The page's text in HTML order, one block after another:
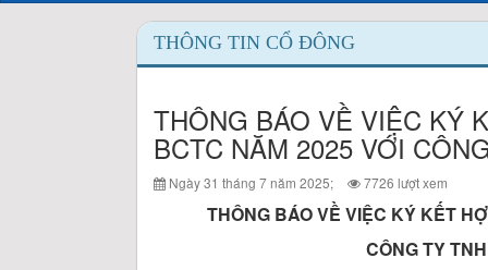
THÔNG TIN CỔ ĐÔNG
THÔNG BÁO VỀ VIỆC KÝ
BCTC NĂM 2025 VỚI
Ngày 31 tháng 7 năm 2025; 7726 lượt xem
THÔNG BÁO VỀ VIỆC KÝ KẾT
CÔNG TY